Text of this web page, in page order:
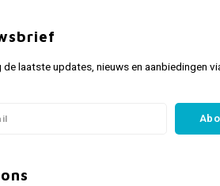
laatste updates, nieuws en aanbiedingen